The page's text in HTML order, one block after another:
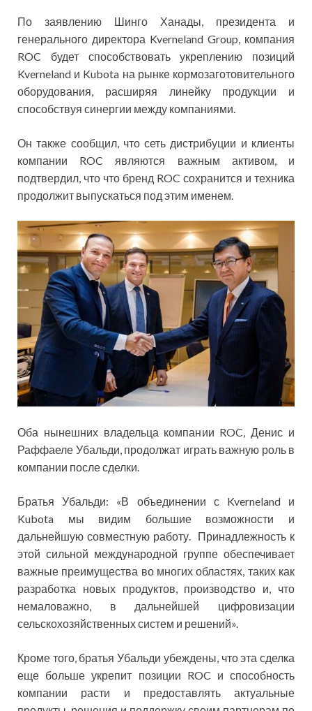
По заявлению Шинго Ханады, президента и
генерального директора Kverneland Group, компания
ROC будет способствовать укреплению позиций
Kverneland и Kubota на рынке кормозаготовительного
оборудования, расширяя линейку продукции и
способствуя синергии между компаниями.
Он также сообщил, что сеть дистрибуции и клиенты
компании ROC являются важным активом, и
подтвердил, что что бренд ROC сохранится и техника
продолжит выпускаться под этим именем.
Оба нынешних владельца компании ROC, Денис и
Раффаеле Убальди, продолжат играть важную роль в
компании после сделки.
Братья Убальди: «В объединении с Kverneland и
Kubota мы видим большие возможности и
дальнейшую совместную работу. Принадлежность к
этой сильной международной группе обеспечивает
важные преимущества во многих областях, таких как
разработка новых продуктов, производство и, что
немаловажно, в дальнейшей цифровизации
сельскохозяйственных систем и решений».
Кроме того, братья Убальди убеждены, что эта сделка
еще больше укрепит позиции ROC и способность
компании расти и предоставлять актуальные